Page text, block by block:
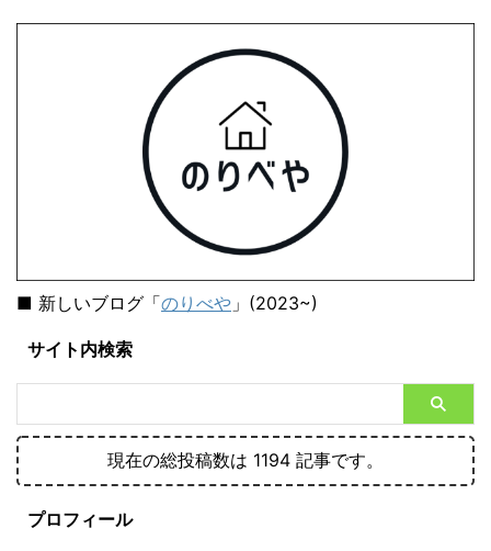
■ 新しいブログ「のりべや 」(2023~)
サイト内検索
現在の総投稿数は 1194 記事です。
プロフィール